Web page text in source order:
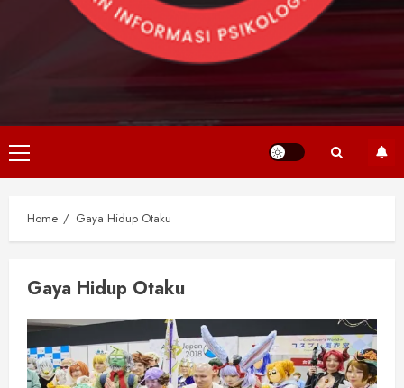
Primary
Menu
Home Gaya Hidup Otaku
Gaya Hidup Otaku